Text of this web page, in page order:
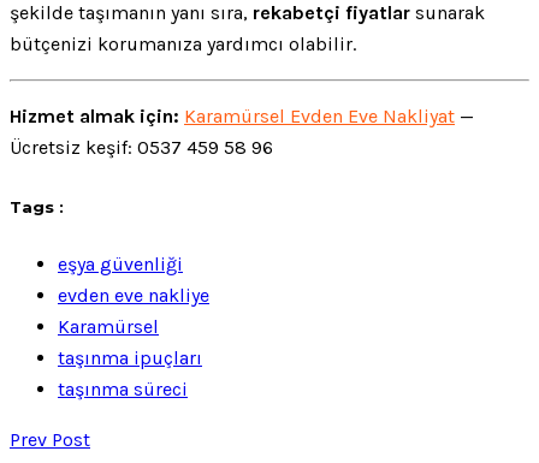
şekilde taşımanın yanı sıra, rekabetçi fiyatlar sunarak
bütçenizi korumanıza yardımcı olabilir.
Hizmet almak için: Karamürsel Evden Eve Nakliyat —
Ücretsiz keşif: 0537 459 58 96
Tags :
eşya güvenliği
evden eve nakliye
Karamürsel
taşınma ipuçları
taşınma süreci
Prev Post